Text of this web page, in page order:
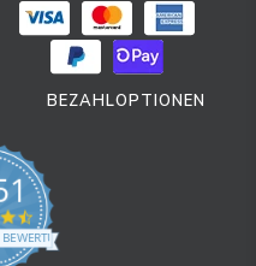
BEZAHLOPTIONEN
4.7 star rating